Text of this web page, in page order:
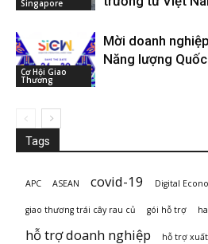
Singapore
Cơ Hội Giao
Thương
Mời doanh
Năng lượng
Tags
APC ASEAN covid-19 Digital
giao thương trái cây rau củ gói hỗ trợ
hỗ trợ doanh nghiệp hỗ trợ